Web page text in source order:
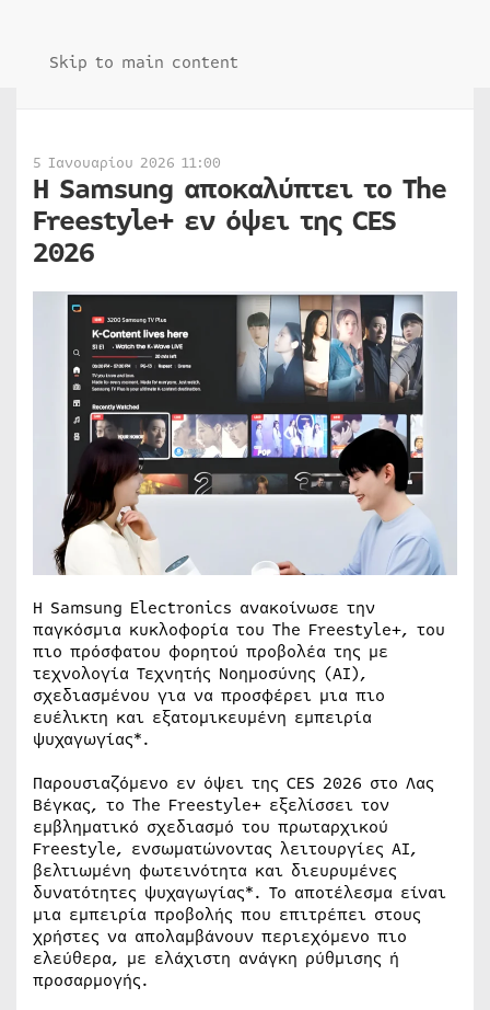
Skip to main content
5 Ιανουαρίου 2026 11:00
Η Samsung αποκαλύπτει το The
Freestyle+ εν όψει της CES
2026
Η Samsung Electronics ανακοίνωσε την
παγκόσμια κυκλοφορία του The Freestyle+, του
πιο πρόσφατου φορητού προβολέα της με
τεχνολογία Τεχνητής Νοημοσύνης (AI),
σχεδιασμένου για να προσφέρει μια πιο
ευέλικτη και εξατομικευμένη εμπειρία
ψυχαγωγίας*.
Παρουσιαζόμενο εν όψει της CES 2026 στο Λας
Βέγκας, το The Freestyle+ εξελίσσει τον
εμβληματικό σχεδιασμό του πρωταρχικού
Freestyle, ενσωματώνοντας λειτουργίες AI,
βελτιωμένη φωτεινότητα και διευρυμένες
δυνατότητες ψυχαγωγίας*. Το αποτέλεσμα είναι
μια εμπειρία προβολής που επιτρέπει στους
χρήστες να απολαμβάνουν περιεχόμενο πιο
ελεύθερα, με ελάχιστη ανάγκη ρύθμισης ή
προσαρμογής.